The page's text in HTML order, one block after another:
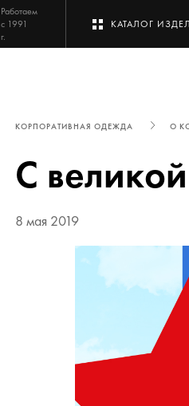
Работаем
с 1991
г.
КАТАЛОГ
КОРПОРАТИВНАЯ ОДЕЖДА О
С
8 мая 2019